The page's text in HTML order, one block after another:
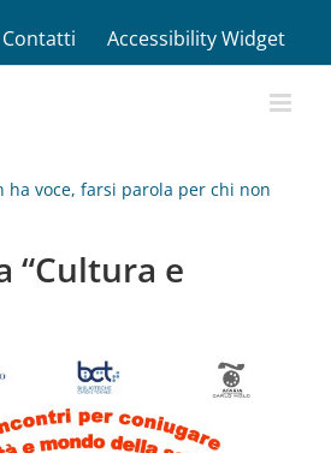
Contatti Accessibility Widget
ha voce, farsi parola per chi non
“Cultura e